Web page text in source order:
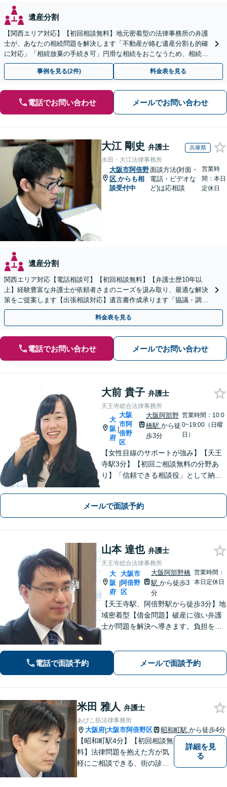
遺産分割
【関西エリア対応】【初回相談無料】地元密着型の法律事務所の弁護
士が、あなたの相続問題を解決します「不動産が絡む遺産分割も的確
に対応」「相続放棄の手続き可」円滑な相続をおこなうため、相続問
題は自分の代で解決しましょう【完全個室制】
事例を見る(2件) 料金表を見る
電話でお問い合わせ メールでお問い合わせ
大江 剛史 弁護士 兵庫県
水田・大江法律事務所
大阪市阿倍野
区 からも相
談受付中
面談方法(対面・
電話・ビデオな
ど)は応相談
営業時
間：本日
定休日
遺産分割
関西エリア対応【電話相談可】【初回相談無料】【弁護士歴10年以
上】経験豊富な弁護士が依頼者さまのニーズを汲み取り、最適な解決
策をご提案します【出張相談対応】遺言書作成承ります「協議・調
停・審判どの段階でも相談OK」【分割・後払い利用可】
料金表を見る
電話でお問い合わせ メールでお問い合わせ
大前 貴子 弁護士
天王寺総合法律事務所
大
阪
府
|
大阪
市阿
倍野
区
大阪阿部野
橋駅 から徒
歩3分
営業時間：10:0
0~19:00（日曜
日）
【女性目線のサポートが強み】【天王
寺駅3分】【初回ご相談無料の分野あ
り】「信頼できる相談役」として納得
づくりを心がけます【借金・債務整
理】経済状況に応じて適切な解決策を
ご提案します
メールで面談予約
山本 達也 弁護士
天王寺総合法律事務所
大
阪
府
|
大阪市
阿倍野
区
大阪阿部野橋
駅から徒歩3
分
営業時間：
本日定休日
【天王寺駅、阿倍野駅から徒歩3分】地
域密着型【借金問題】破産に強い弁護
士が問題を解決へ導きます。負担を減
停、熟年離婚に対応。お一人で悩まず
ご相談ください。【夜間休日対応可】
電話で面談予約 メールで面談予約
米田 雅人 弁護士
あびこ筋法律事務所
大阪府|大阪市阿倍野区 昭和町駅 から徒歩4分
【昭和町駅4分】【初回相談無
料】法律問題を抱えた方が気
軽にご相談できる、街の診療
詳細を見
る